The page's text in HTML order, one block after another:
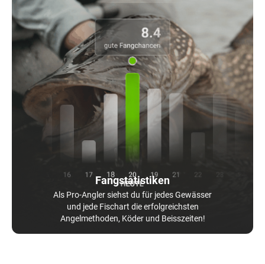
Fangstatistiken
Als Pro-Angler siehst du für jedes Gewässer
und jede Fischart die erfolgreichsten
Angelmethoden, Köder und Beisszeiten!